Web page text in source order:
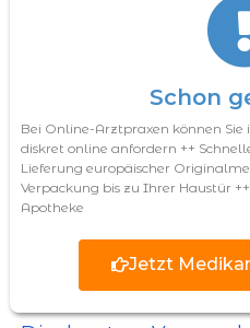
Schon
Bei Online-Arztpraxen können
diskret online anfordern ++
Lieferung europäischer
Verpackung bis zu Ihrer Haustür
Apotheke
Jetzt